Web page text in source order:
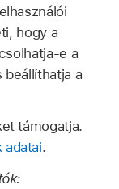
hogy a
e a
beállíthatja a
támogatja.
adatai.